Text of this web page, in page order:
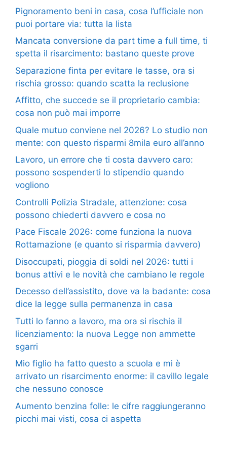
Pignoramento beni in casa, cosa l’ufficiale non
puoi portare via: tutta la lista
Mancata conversione da part time a full time, ti
spetta il risarcimento: bastano queste prove
Separazione finta per evitare le tasse, ora si
rischia grosso: quando scatta la reclusione
Affitto, che succede se il proprietario cambia:
cosa non può mai imporre
Quale mutuo conviene nel 2026? Lo studio non
mente: con questo risparmi 8mila euro all’anno
Lavoro, un errore che ti costa davvero caro:
possono sospenderti lo stipendio quando
vogliono
Controlli Polizia Stradale, attenzione: cosa
possono chiederti davvero e cosa no
Pace Fiscale 2026: come funziona la nuova
Rottamazione (e quanto si risparmia davvero)
Disoccupati, pioggia di soldi nel 2026: tutti i
bonus attivi e le novità che cambiano le regole
Decesso dell’assistito, dove va la badante: cosa
dice la legge sulla permanenza in casa
Tutti lo fanno a lavoro, ma ora si rischia il
licenziamento: la nuova Legge non ammette
sgarri
Mio figlio ha fatto questo a scuola e mi è
arrivato un risarcimento enorme: il cavillo legale
che nessuno conosce
Aumento benzina folle: le cifre raggiungeranno
picchi mai visti, cosa ci aspetta